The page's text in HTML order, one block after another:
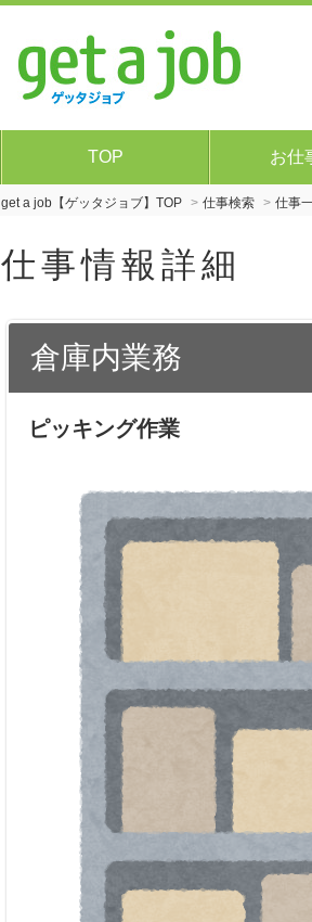
TOP お仕
get a job【ゲッタジョブ】TOP 仕事検索 仕事
仕事情報詳細
倉庫内業務
ピッキング作業